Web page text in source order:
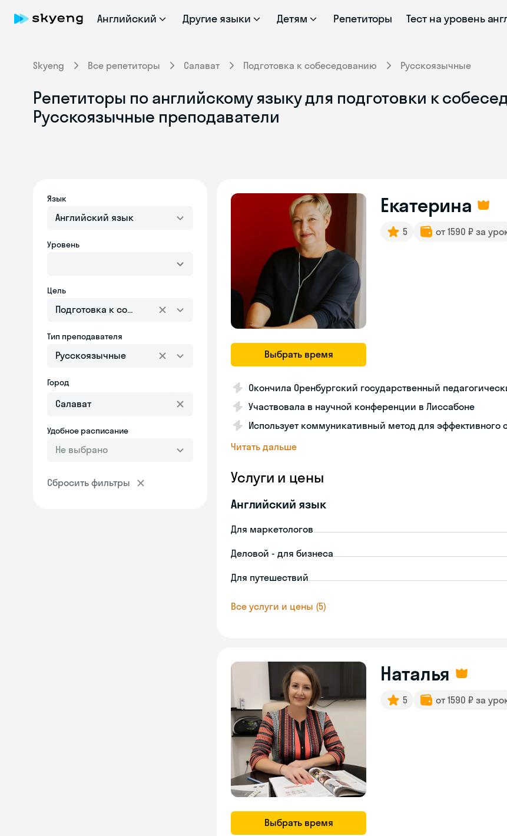
Английский Другие языки Детям Репетиторы Тест на уровень
Skyeng Все репетиторы Салават Подготовка к собеседованию Русскоязычные
Репетиторы по английскому языку для подготовки к
Русскоязычные преподаватели
Язык
Английский язык
Уровень
Цель
Подготовка к собеседованию
Тип преподавателя
Русскоязычные
Город
Удобное расписание
Не выбрано
Сбросить фильтры
Выбрать время
Екатерина
5 от 1590 ₽ за
Окончила Оренбургский государственный
Участвовала в научной конференции в Лиссабоне
Использует коммуникативный метод для эффективного
Читать дальше
Услуги и цены
Английский язык
Для маркетологов
Деловой - для бизнеса
Для путешествий
Все услуги и цены (5)
Выбрать время
Наталья
5 от 1590 ₽ за